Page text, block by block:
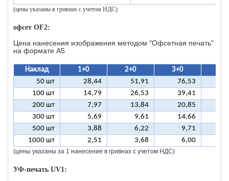
(цены указаны в гривнах с учетом НДС)
офсет OF2:
Цена нанесения изображения методом "Офсетная печать"
на формате A5
Наклад 1+0 2+0 3+0
50 шт
28,44 51,91 76,53
100 шт
14,79 26,53 39,41
200 шт
7,97 13,84 20,85
300 шт
5,69 9,61 14,66
500 шт
3,88 6,22 9,71
1000 шт
2,51 3,68 6,00
(цены указаны за 1 нанесение в гривнах с учетом НДС)
УФ-печать UV1: